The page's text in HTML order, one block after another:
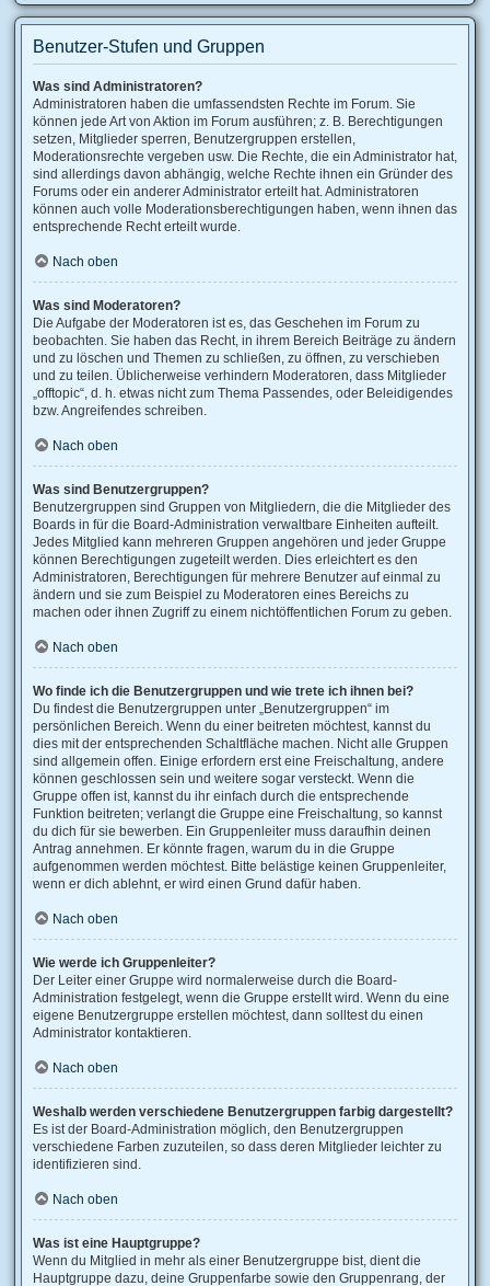
Benutzer-Stufen und Gruppen
Was sind Administratoren?
Administratoren haben die umfassendsten Rechte im Forum. Sie
können jede Art von Aktion im Forum ausführen; z. B. Berechtigungen
setzen, Mitglieder sperren, Benutzergruppen erstellen,
Moderationsrechte vergeben usw. Die Rechte, die ein Administrator hat,
sind allerdings davon abhängig, welche Rechte ihnen ein Gründer des
Forums oder ein anderer Administrator erteilt hat. Administratoren
können auch volle Moderationsberechtigungen haben, wenn ihnen das
entsprechende Recht erteilt wurde.
Nach oben
Was sind Moderatoren?
Die Aufgabe der Moderatoren ist es, das Geschehen im Forum zu
beobachten. Sie haben das Recht, in ihrem Bereich Beiträge zu ändern
und zu löschen und Themen zu schließen, zu öffnen, zu verschieben
und zu teilen. Üblicherweise verhindern Moderatoren, dass Mitglieder
„offtopic“, d. h. etwas nicht zum Thema Passendes, oder Beleidigendes
bzw. Angreifendes schreiben.
Nach oben
Was sind Benutzergruppen?
Benutzergruppen sind Gruppen von Mitgliedern, die die Mitglieder des
Boards in für die Board-Administration verwaltbare Einheiten aufteilt.
Jedes Mitglied kann mehreren Gruppen angehören und jeder Gruppe
können Berechtigungen zugeteilt werden. Dies erleichtert es den
Administratoren, Berechtigungen für mehrere Benutzer auf einmal zu
ändern und sie zum Beispiel zu Moderatoren eines Bereichs zu
machen oder ihnen Zugriff zu einem nichtöffentlichen Forum zu geben.
Nach oben
Wo finde ich die Benutzergruppen und wie trete ich ihnen bei?
Du findest die Benutzergruppen unter „Benutzergruppen“ im
persönlichen Bereich. Wenn du einer beitreten möchtest, kannst du
dies mit der entsprechenden Schaltfläche machen. Nicht alle Gruppen
sind allgemein offen. Einige erfordern erst eine Freischaltung, andere
können geschlossen sein und weitere sogar versteckt. Wenn die
Gruppe offen ist, kannst du ihr einfach durch die entsprechende
Funktion beitreten; verlangt die Gruppe eine Freischaltung, so kannst
du dich für sie bewerben. Ein Gruppenleiter muss daraufhin deinen
Antrag annehmen. Er könnte fragen, warum du in die Gruppe
aufgenommen werden möchtest. Bitte belästige keinen Gruppenleiter,
wenn er dich ablehnt, er wird einen Grund dafür haben.
Nach oben
Wie werde ich Gruppenleiter?
Der Leiter einer Gruppe wird normalerweise durch die Board-
Administration festgelegt, wenn die Gruppe erstellt wird. Wenn du eine
eigene Benutzergruppe erstellen möchtest, dann solltest du einen
Administrator kontaktieren.
Nach oben
Weshalb werden verschiedene Benutzergruppen farbig dargestellt?
Es ist der Board-Administration möglich, den Benutzergruppen
verschiedene Farben zuzuteilen, so dass deren Mitglieder leichter zu
identifizieren sind.
Nach oben
Was ist eine Hauptgruppe?
Wenn du Mitglied in mehr als einer Benutzergruppe bist, dient die
Hauptgruppe dazu, deine Gruppenfarbe sowie den Gruppenrang, der